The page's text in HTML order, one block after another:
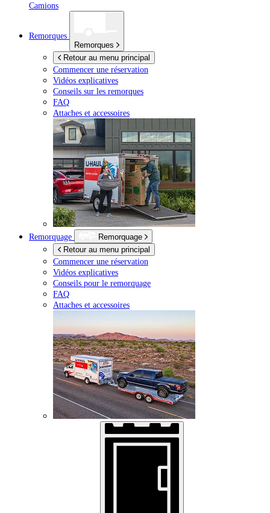
Camions
Remorques
Remorques
Retour au menu principal
Commencer une réservation
Vidéos explicatives
Conseils sur les remorques
FAQ
Attaches et accessoires
Remorquage
Remorquage
Retour au menu principal
Commencer une réservation
Vidéos explicatives
Conseils pour le remorquage
FAQ
Attaches et accessoires